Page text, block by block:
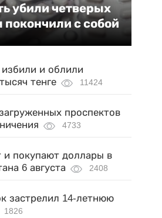
убили четверых
покончили с собой
и облили
тенге
11424
проспектов
4733
и покупают доллары в
6 августа
2408
застрелил 14-летнюю
1826